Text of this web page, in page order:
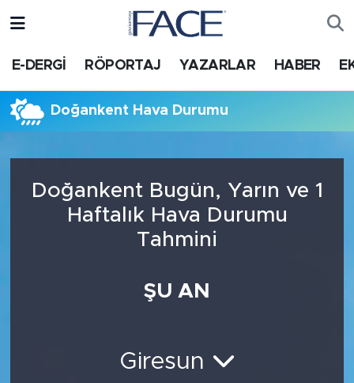
E-DERGİ RÖPORTAJ YAZARLAR HABER
Doğankent Hava Durumu
Doğankent Bugün, Yarın ve 1
Haftalık Hava Durumu
Tahmini
ŞU AN
Giresun
HABER
Nöbetçi Eczaneler
Süper Lig Puan Durumu ve Fikstür
Tüm Manşetler